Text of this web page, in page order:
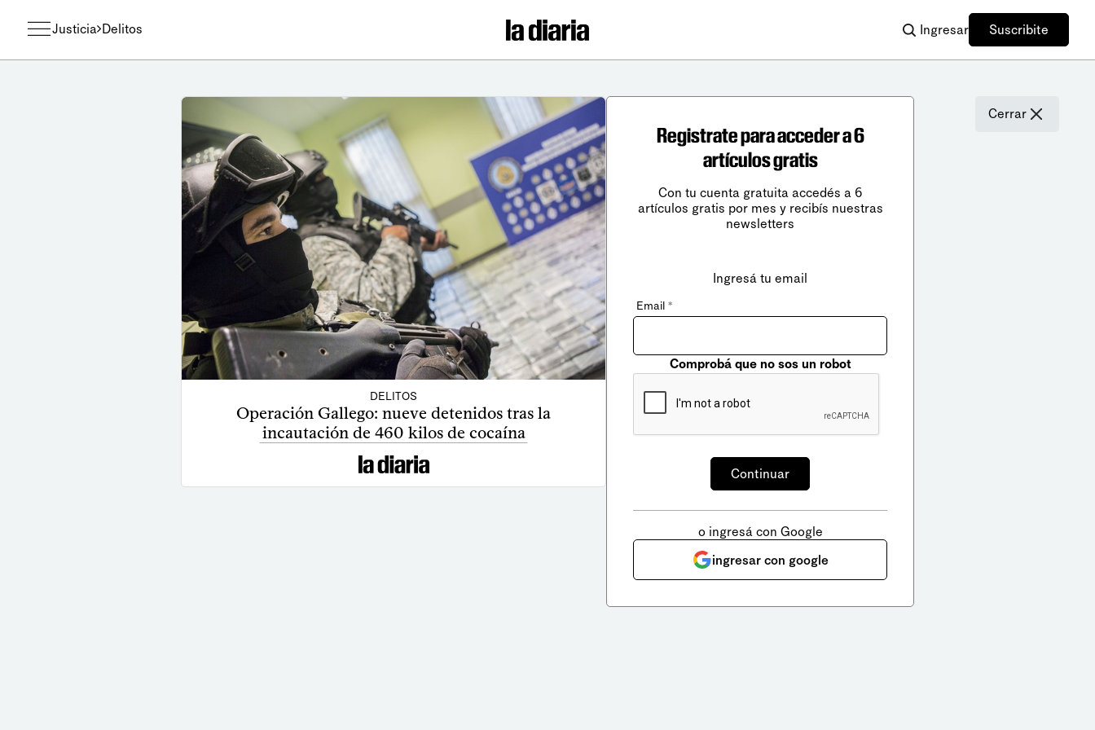
Justicia Delitos Ingresar Suscribite
DELITOS
Operación Gallego: nueve detenidos tras la
incautación de 460 kilos de cocaína
Cerrar
Registrate para acceder a 6
artículos gratis
Con tu cuenta gratuita accedés a 6
artículos gratis por mes y recibís nuestras
newsletters
Ingresá tu email
Email *
Comprobá que no sos un robot
o ingresá con Google
ingresar con google